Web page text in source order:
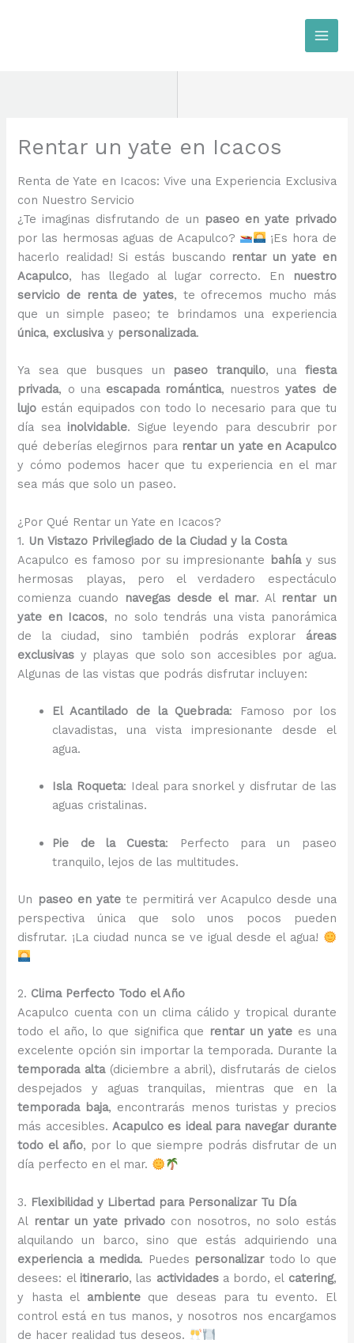
Rentar un yate en Icacos
Renta de Yate en Icacos: Vive una Experiencia Exclusiva
con Nuestro Servicio
¿Te imaginas disfrutando de un paseo en yate privado
por las hermosas aguas de Acapulco?
¡Es hora de
hacerlo realidad! Si estás buscando rentar un yate en
Acapulco, has llegado al lugar correcto. En
nuestro
servicio de renta de yates, te ofrecemos mucho más
que un simple paseo; te brindamos una experiencia
única, exclusivay personalizada.
Ya sea que busques un paseo tranquilo, una fiesta
privada, o una escapada romántica, nuestrosyates de
lujo están equipados con todo lo necesario para que tu
día sea inolvidable. Sigue leyendo para descubrir por
qué deberías elegirnos para rentar un yate en Acapulco
y cómo podemos hacer que tu experiencia en el mar
sea más que solo un paseo.
¿Por Qué Rentar un Yate en Icacos?
1. Un Vistazo Privilegiado de la Ciudad y la Costa
Acapulco es famoso por su impresionante bahíay sus
hermosas playas, pero el verdadero espectáculo
comienza cuando
navegas desde el mar. Al rentar un
yate en Icacos, no solo tendrás una vista panorámica
de la ciudad, sino también podrás explorar áreas
exclusivas y playas que solo son accesibles por agua.
Algunas de las vistas que podrás disfrutar incluyen:
El Acantilado de la Quebrada: Famoso por los
clavadistas, una vista impresionante desde el
agua.
Isla Roqueta: Ideal para snorkel y disfrutar de las
aguas cristalinas.
Pie de la Cuesta: Perfecto para un paseo
tranquilo, lejos de las multitudes.
Un paseo en yatete permitirá ver Acapulco desde una
perspectiva única que solo unos pocos pueden
disfrutar. ¡La ciudad nunca se ve igual desde el agua!
2. Clima Perfecto Todo el Año
Acapulco cuenta con un clima cálido y tropical durante
todo el año, lo que significa que rentar un yate es una
excelente opción sin importar la temporada. Durante la
temporada alta(diciembre a abril), disfrutarás de cielos
despejados y aguas tranquilas, mientras que en la
temporada baja, encontrarás menos turistas y precios
más accesibles.Acapulco es ideal para navegar durante
todo el año, por lo que siempre podrás disfrutar de un
día perfecto en el mar.
3. Flexibilidad y Libertad para Personalizar Tu Día
Al rentar un yate privadocon nosotros, no solo estás
alquilando un barco, sino que estás adquiriendo una
experiencia a medida. Puedes personalizartodo lo que
desees: el itinerario, las actividadesa bordo, el catering,
y hasta el ambienteque deseas para tu evento. El
control está en tus manos, y nosotros nos encargamos
de hacer realidad tus deseos.